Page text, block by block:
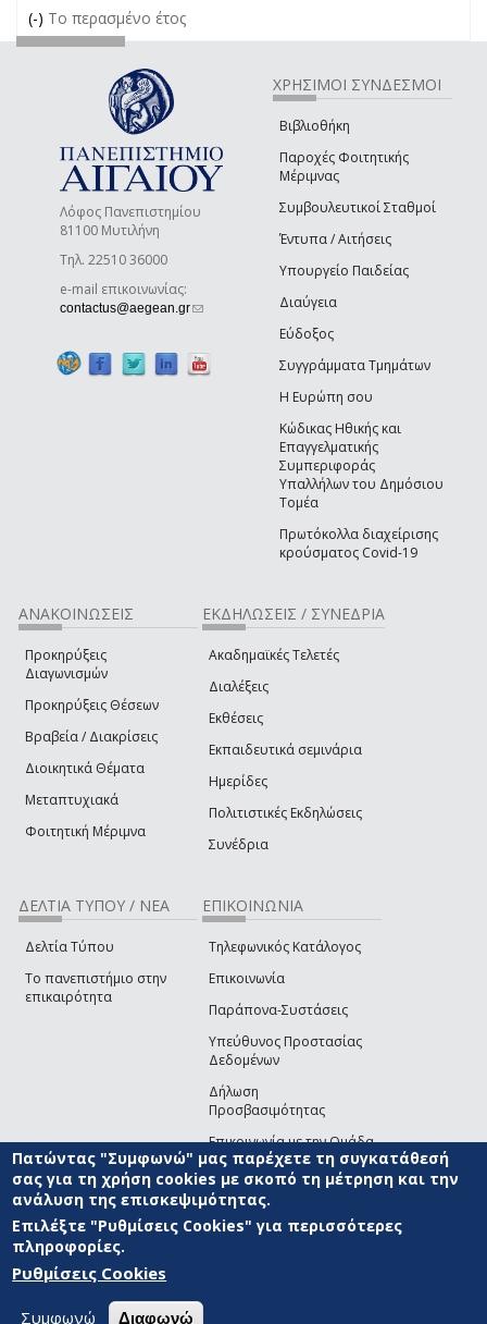
(-) Remove Το περασμένο έτος filter
Το περασμένο έτος
Λόφος Πανεπιστημίου
81100 Μυτιλήνη
Τηλ. 22510 36000
e-mail επικοινωνίας:
contactus@aegean.gr(link sends e-mail)
ΧΡΗΣΙΜΟΙ ΣΥΝΔΕΣΜΟΙ
Βιβλιοθήκη
Παροχές Φοιτητικής
Μέριμνας
Συμβουλευτικοί Σταθμοί
Έντυπα / Αιτήσεις
Υπουργείο Παιδείας
Διαύγεια
Εύδοξος
Συγγράμματα Τμημάτων
Η Ευρώπη σου
Κώδικας Ηθικής και
Επαγγελματικής
Συμπεριφοράς
Υπαλλήλων του Δημόσιου
Τομέα
Πρωτόκολλα διαχείρισης
κρούσματος Covid-19
ΑΝΑΚΟΙΝΩΣΕΙΣ
Προκηρύξεις
Διαγωνισμών
Προκηρύξεις Θέσεων
Βραβεία / Διακρίσεις
Διοικητικά Θέματα
Μεταπτυχιακά
Φοιτητική Μέριμνα
ΕΚΔΗΛΩΣΕΙΣ / ΣΥΝΕΔΡΙΑ
Ακαδημαϊκές Τελετές
Διαλέξεις
Εκθέσεις
Εκπαιδευτικά σεμινάρια
Ημερίδες
Πολιτιστικές Εκδηλώσεις
Συνέδρια
ΔΕΛΤΙΑ ΤΥΠΟΥ / ΝΕΑ
Δελτία Τύπου
Το πανεπιστήμιο στην
επικαιρότητα
ΕΠΙΚΟΙΝΩΝΙΑ
Τηλεφωνικός Κατάλογος
Επικοινωνία
Παράπονα-Συστάσεις
Υπεύθυνος Προστασίας
Δεδομένων
Δήλωση
Προσβασιμότητας
Επικοινωνία με την Ομάδα
Ανάπτυξης του site(link sends e-mail)
© ΠΑΝΕΠΙΣΤΗΜΙΟ ΑΙΓΑΙΟΥ ΟΡΟΙ ΧΡΗΣΗΣ
ΑΝΑΠΤΥΞΗΣ
Πατώντας "Συμφωνώ" μας παρέχετε τη συγκατάθεσή
σας για τη χρήση cookies με σκοπό τη μέτρηση και την
ανάλυση της επισκεψιμότητας.
Επιλέξτε "Ρυθμίσεις Cookies" για περισσότερες
πληροφορίες.
Ρυθμίσεις Cookies
Συμφωνώ Διαφωνώ